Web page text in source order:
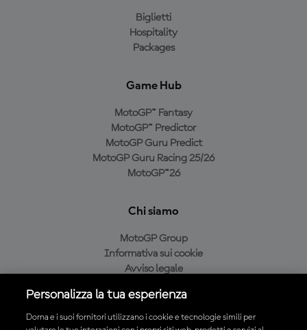
Biglietti
Hospitality
Packages
Game Hub
MotoGP™ Fantasy
MotoGP™ Predictor
MotoGP Guru Predict
MotoGP Guru Racing 25/26
MotoGP™26
Chi siamo
MotoGP Group
Informativa sui cookie
Avviso legale
Condizioni di acquisto
Personalizza la tua esperienza
Dorna e i suoi fornitori utilizzano i cookie e tecnologie simili per